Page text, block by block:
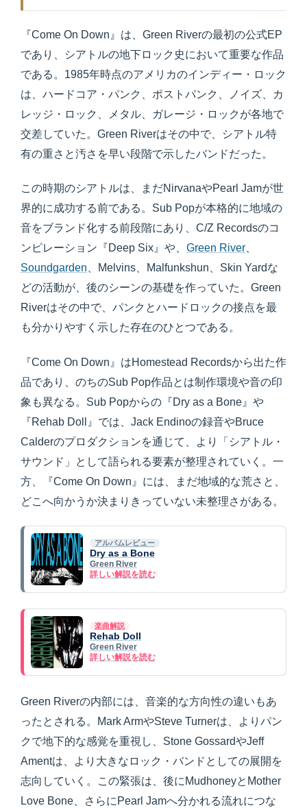
『Come On Down』は、Green Riverの最初の公式EP
であり、シアトルの地下ロック史において重要な作品
である。1985年時点のアメリカのインディー・ロック
は、ハードコア・パンク、ポストパンク、ノイズ、カ
レッジ・ロック、メタル、ガレージ・ロックが各地で
交差していた。Green Riverはその中で、シアトル特
有の重さと汚さを早い段階で示したバンドだった。
この時期のシアトルは、まだNirvanaやPearl Jamが世
界的に成功する前である。Sub Popが本格的に地域の
音をブランド化する前段階にあり、C/Z Recordsのコ
ンピレーション『Deep Six』や、 Green River
Soundgarden 、Melvins、Malfunkshun、Skin Yardな
どの活動が、後のシーンの基礎を作っていた。Green
Riverはその中で、パンクとハードロックの接点を最
も分かりやすく示した存在のひとつである。
『Come On Down』はHomestead Recordsから出た作
品であり、のちのSub Pop作品とは制作環境や音の印
象も異なる。Sub Popからの『Dry as a Bone』や
『Rehab Doll』では、Jack Endinoの録音やBruce
Calderのプロダクションを通じて、より「シアトル・
サウンド」として語られる要素が整理されていく。一
方、『Come On Down』には、まだ地域的な荒さと、
どこへ向かうか決まりきっていない未整理さがある。
アルバムレビュー
Dry as a Bone
Green River
詳しい解説を読む
楽曲解説
Rehab Doll
Green River
詳しい解説を読む
Green Riverの内部には、音楽的な方向性の違いもあ
ったとされる。Mark ArmやSteve Turnerは、よりパン
クで地下的な感覚を重視し、Stone GossardやJeff
Amentは、より大きなロック・バンドとしての展開を
志向していく。この緊張は、後にMudhoneyとMother
Love Bone、さらにPearl Jamへ分かれる流れにつな